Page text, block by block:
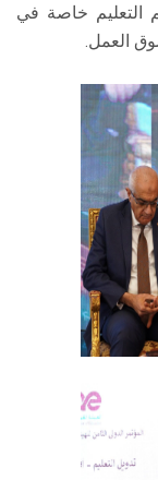
خاصة في
العمل.